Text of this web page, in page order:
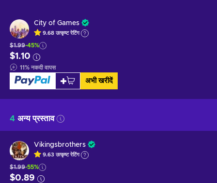
City of Games
9.68 उत्कृष्टरेटिंग
$1.99-45%
$1.10
11% नकदी वापस
अभी खरीदें
4 अन्य प्रस्ताव
Vikingsbrothers
9.63 उत्कृष्टरेटिंग
$1.99-55%
$0.89